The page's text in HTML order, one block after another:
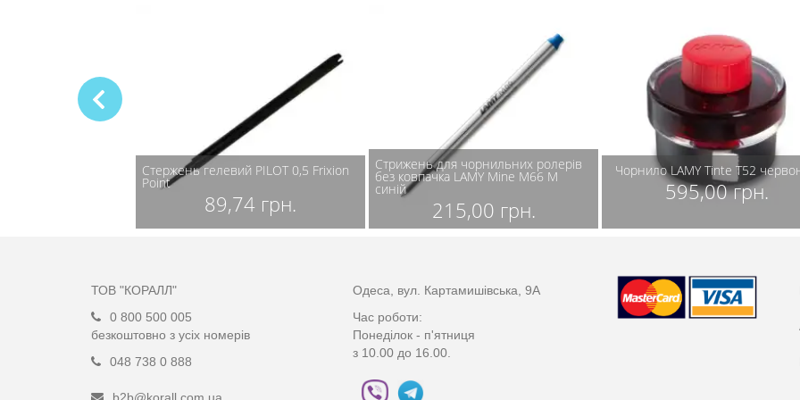
Стержень гелевий PILOT 0,5 Frixion
Point
89,74 грн.
Стрижень для чорнильних ролерів
без ковпачка LAMY Mine M66 M
синій
215,00 грн.
Чорнило LAMY Tinte T52
595,00 грн.
ТОВ "КОРАЛЛ"
0 800 500 005
безкоштовно з усіх номерів
048 738 0 888
Одеса, вул. Картамишівська, 9А
Час роботи:
Понеділок - п'ятниця
з 10.00 до 16.00.